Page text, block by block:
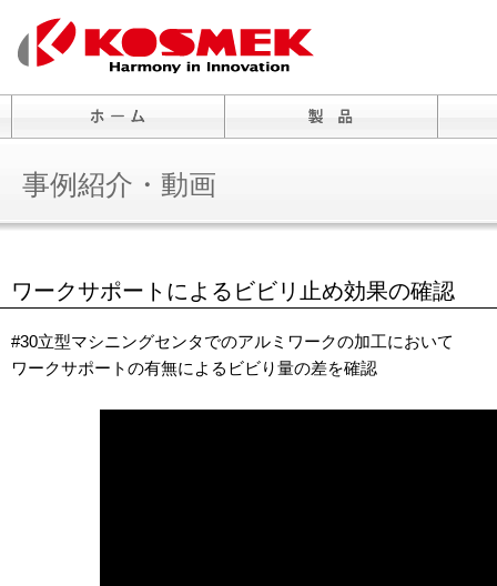
事例紹介・動画
ワークサポートによるビビリ止め効果の確認
#30立型マシニングセンタでのアルミワークの加工において
ワークサポートの有無によるビビり量の差を確認